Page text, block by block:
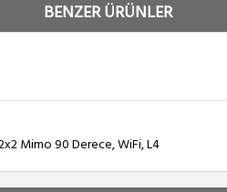
BENZER ÜRÜNLER
Mimo 90 Derece, WiFi, L4